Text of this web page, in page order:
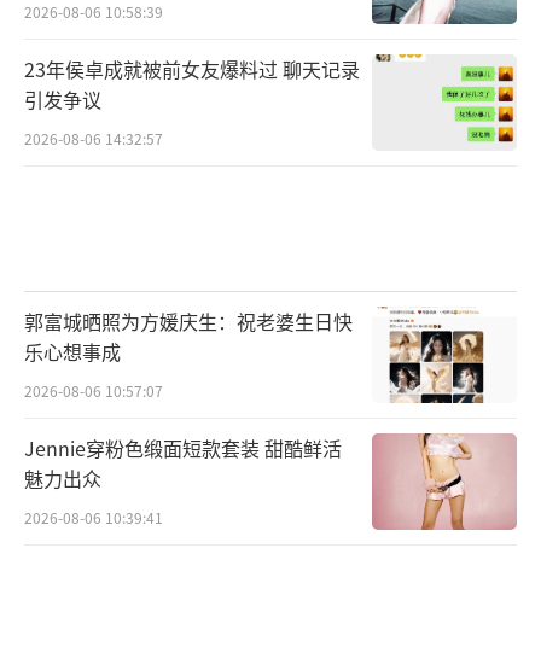
2026-08-06 10:58:39
23年侯卓成就被前女友爆料过 聊天记录
引发争议
2026-08-06 14:32:57
郭富城晒照为方媛庆生：祝老婆生日快
乐心想事成
2026-08-06 10:57:07
Jennie穿粉色缎面短款套装 甜酷鲜活
魅力出众
2026-08-06 10:39:41